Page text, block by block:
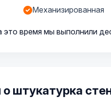
Механизированная
время мы выполнили
штукатурка